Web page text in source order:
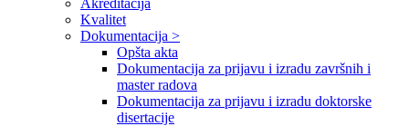
Akreditacija
Kvalitet
Dokumentacija >
Opšta akta
Dokumentacija za prijavu i izradu završnih i
master radova
Dokumentacija za prijavu i izradu doktorske
disertacije